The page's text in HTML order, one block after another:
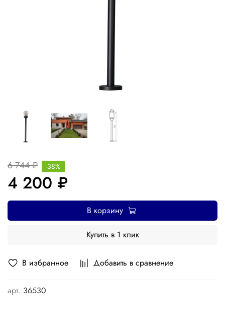
В избранное Добавить в сравнение
арт. 36530
6 744 ₽
4 200 ₽
-38%
В корзину
Купить в 1 клик